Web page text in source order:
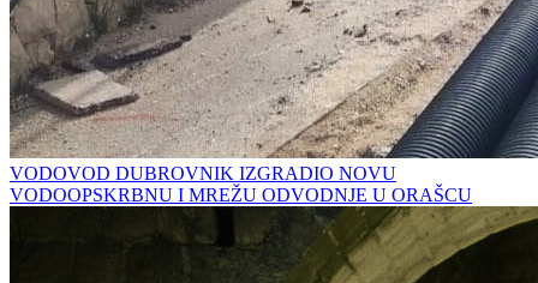
VODOVOD DUBROVNIK IZGRADIO NOVU
VODOOPSKRBNU I MREŽU ODVODNJE U ORAŠCU